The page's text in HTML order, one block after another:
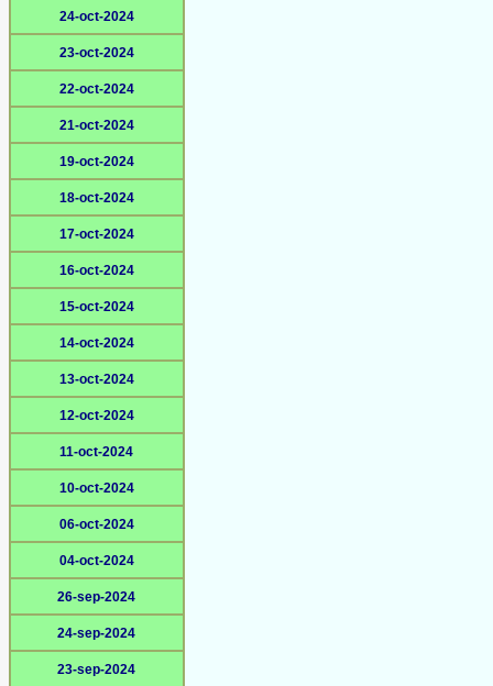
24-oct-2024
23-oct-2024
22-oct-2024
21-oct-2024
19-oct-2024
18-oct-2024
17-oct-2024
16-oct-2024
15-oct-2024
14-oct-2024
13-oct-2024
12-oct-2024
11-oct-2024
10-oct-2024
06-oct-2024
04-oct-2024
26-sep-2024
24-sep-2024
23-sep-2024